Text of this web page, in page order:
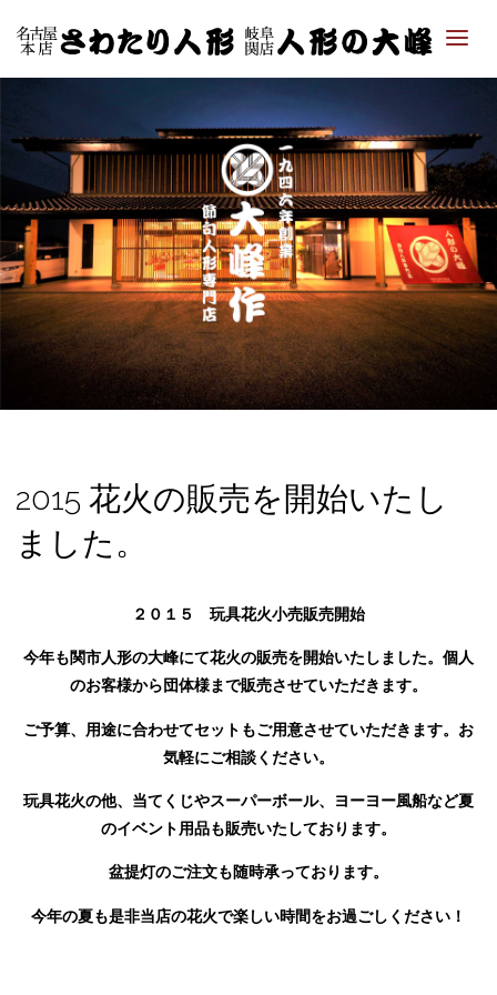
わた
の大
峰｜
ひな
人
形・
五月
人形
専門
店」
2015 花火の販売を開始いたし
ました。
２０１５ 玩具花火小売販売開始
今年も関市人形の大峰にて花火の販売を開始いたしました。個人
のお客様から団体様まで販売させていただきます。
ご予算、用途に合わせてセットもご用意させていただきます。お
気軽にご相談ください。
玩具花火の他、当てくじやスーパーボール、ヨーヨー風船など夏
のイベント用品も販売いたしております。
盆提灯のご注文も随時承っております。
今年の夏も是非当店の花火で楽しい時間をお過ごしください！